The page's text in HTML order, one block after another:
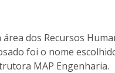
dos Recursos
foi o nome
MAP Engenharia.